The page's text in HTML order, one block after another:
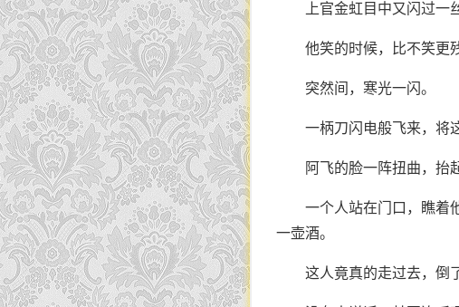
上官金虹目中又闪过一
他笑的时候，比不笑更
突然间，寒光一闪。
一柄刀闪电般飞来，将
阿飞的脸一阵扭曲，抬
一个人站在门口，瞧着
一壶酒。
这人竟真的走过去，倒